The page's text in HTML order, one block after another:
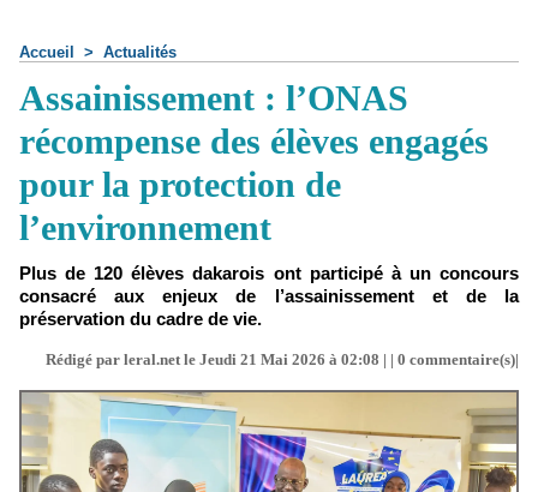
Accueil > Actualités
Assainissement : l’ONAS
récompense des élèves engagés
pour la protection de
l’environnement
Plus de 120 élèves dakarois ont participé à un concours
consacré aux enjeux de l’assainissement et de la
préservation du cadre de vie.
Rédigé par leral.net le Jeudi 21 Mai 2026 à 02:08 | | 0 commentaire(s)|